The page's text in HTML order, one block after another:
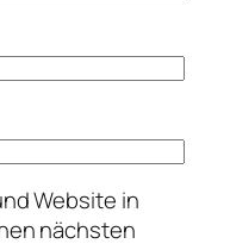
Website in
nächsten